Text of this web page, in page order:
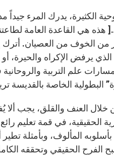
الكثيرة، يدرك المرء جيداً
هي القاعدة العامة
من الخوف من العصيان. أترك
يرفض الإكراه والحيرة، أو
من مسارات علم التربية
خلال العنف والقلق، يجب ألا
الحقيقية، في قمة تعليم
المألوف، وبأمثلة تطير